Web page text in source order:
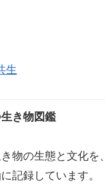
生
き物図鑑
物の生態と文化を、
記録しています。